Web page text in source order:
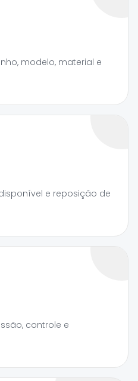
modelo, material e
e reposição de
controle e